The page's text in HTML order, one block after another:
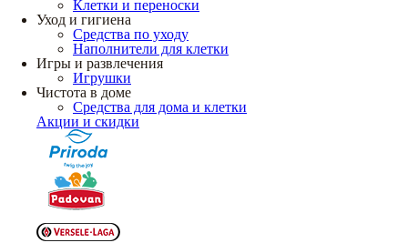
Клетки и переноски
Уход и гигиена
Средства по уходу
Наполнители для клетки
Игры и развлечения
Игрушки
Чистота в доме
Средства для дома и клетки
Акции и скидки